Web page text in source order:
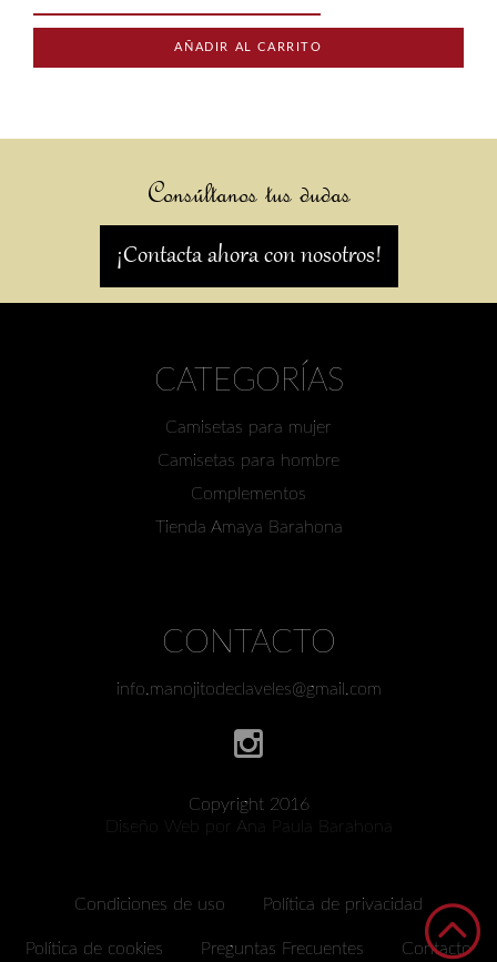
AÑADIR AL CARRITO
Consúltanos tus dudas
¡Contacta ahora con nosotros!
CATEGORÍAS
Camisetas para mujer
Camisetas para hombre
Complementos
Tienda Amaya Barahona
CONTACTO
info.manojitodeclaveles@gmail.com
Copyright 2016
Diseño Web por Ana Paula Barahona
Condiciones de uso Política de privacidad
Política de cookies Preguntas Frecuentes Contacto